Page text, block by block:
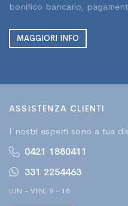
bonifico bancario,
MAGGIORI INFO
ASSISTENZA CLIENTI
I nostri esperti sono a tua
0421 1880411
331 2254463
LUN - VEN, 9 - 18